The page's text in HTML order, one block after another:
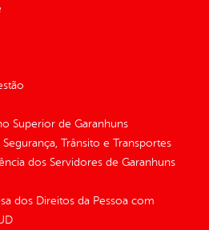
Superior de Garanhuns
Trânsito e Transportes
dos Servidores de Garanhuns
dos Direitos da Pessoa com